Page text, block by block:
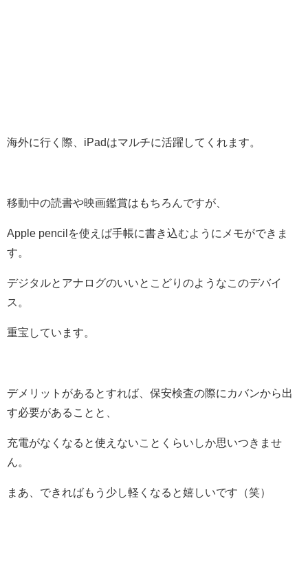
海外に行く際、iPadはマルチに活躍してくれます。
移動中の読書や映画鑑賞はもちろんですが、
Apple pencilを使えば手帳に書き込むようにメモができま
す。
デジタルとアナログのいいとこどりのようなこのデバイ
ス。
重宝しています。
デメリットがあるとすれば、保安検査の際にカバンから出
す必要があることと、
充電がなくなると使えないことくらいしか思いつきませ
ん。
まあ、できればもう少し軽くなると嬉しいです（笑）